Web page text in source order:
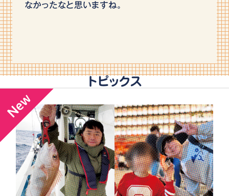
なかったなと思いますね。
トピックス